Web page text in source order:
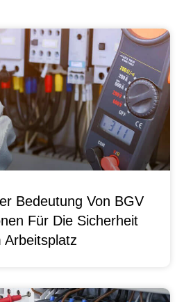
Bedeutung Von BGV
Für Die Sicherheit
Arbeitsplatz